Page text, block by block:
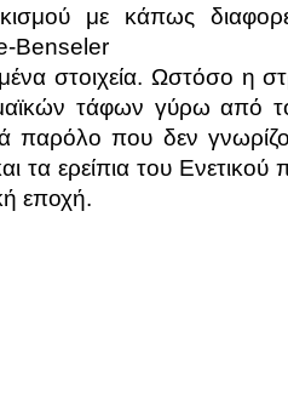
με κάπως
Benseler
στοιχεία. Ωστόσο η
τάφων γύρω από
παρόλο που δεν
τα ερείπια του Ενετικού
εποχή.